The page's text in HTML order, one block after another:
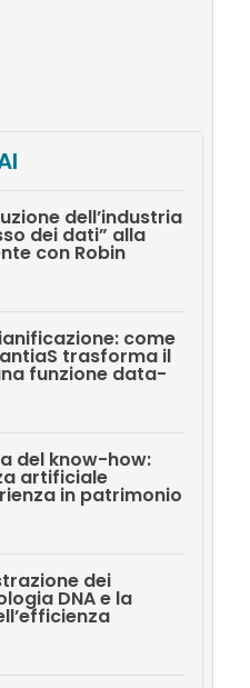
dell’industria
dei dati” alla
con Robin
come
trasforma il
funzione data-
del know-how:
artificiale
in patrimonio
dei
DNA e la